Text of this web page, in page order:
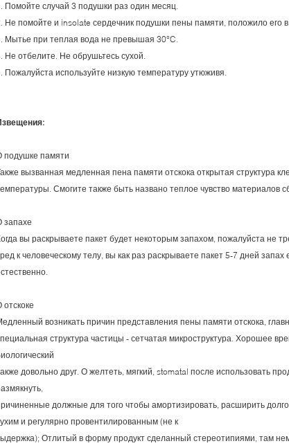
Помойте случай 3 подушки раз один месяц.
Не помойте и insolate сердечник подушки пены памяти, положило его
Мытье при теплая вода не превышая 30°C.
Не отбелите. Не обрушьтесь сухой.
Пожалуйста используйте низкую температуру утюживя.
подушке памяти
вызванная медленная пена памяти отскока открытая структура
Смогите также быть названо теплое чувство материалов
запахе
вы раскрываете пакет будет некоторым запахом, пожалуйста не
к человеческому телу, вы как раз раскрываете пакет 5-7 дней
отскоке
возникать причин представления пены памяти отскока,
структура частицы - сетчатая микроструктура. Хорошее
довольно друг. О желтеть, мягкий, stomatal после использовать
должные для того чтобы амортизировать, расширить
и регулярно провентилированным (не к
Отлитый в форму продукт сделанный стереотипиями, там